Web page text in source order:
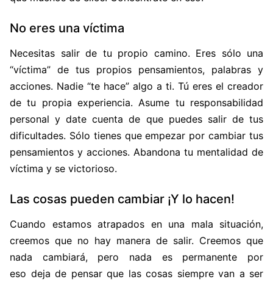
No eres una víctima
Necesitas salir de tu propio camino. Eres sólo una
“víctima” de tus propios pensamientos, palabras y
acciones. Nadie “te hace” algo a ti. Tú eres el creador
de tu propia experiencia. Asume tu responsabilidad
personal y date cuenta de que puedes salir de tus
dificultades. Sólo tienes que empezar por cambiar tus
pensamientos y acciones. Abandona tu mentalidad de
víctima y se victorioso.
Las cosas pueden cambiar ¡Y lo hacen!
Cuando estamos atrapados en una mala situación,
creemos que no hay manera de salir. Creemos que
nada cambiará, pero nada es permanente por
eso deja de pensar que las cosas siempre van a ser